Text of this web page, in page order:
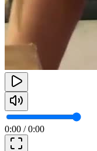
0:00 /0:00